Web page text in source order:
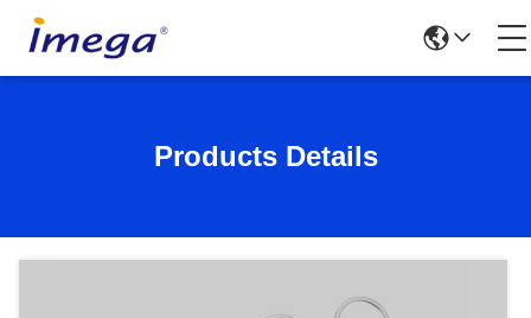
Products Details